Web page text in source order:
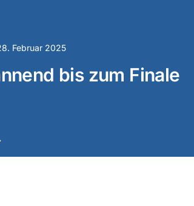
Februar 2025
bis zum Finale